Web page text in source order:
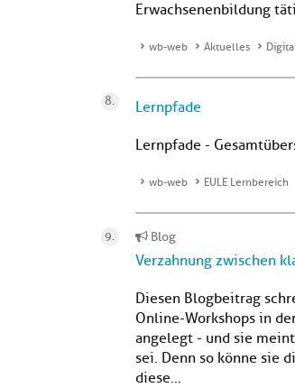
Erwachsenenbildung
wb-web Aktuelles
Lernpfade
Lernpfade -
wb-web EULE Lernbereich
Blog
Verzahnung zwischen
Diesen Blogbeitrag
Online-Workshops in
angelegt - und sie
sei. Denn so könne sie
diese...